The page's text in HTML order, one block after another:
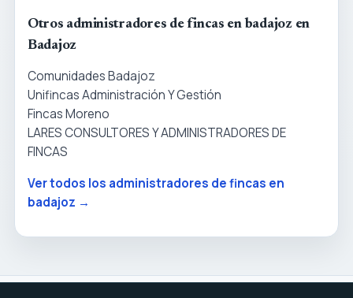
Otros administradores de fincas en badajoz en
Badajoz
Comunidades Badajoz
Unifincas Administración Y Gestión
Fincas Moreno
LARES CONSULTORES Y ADMINISTRADORES DE
FINCAS
Ver todos los administradores de fincas en
badajoz →